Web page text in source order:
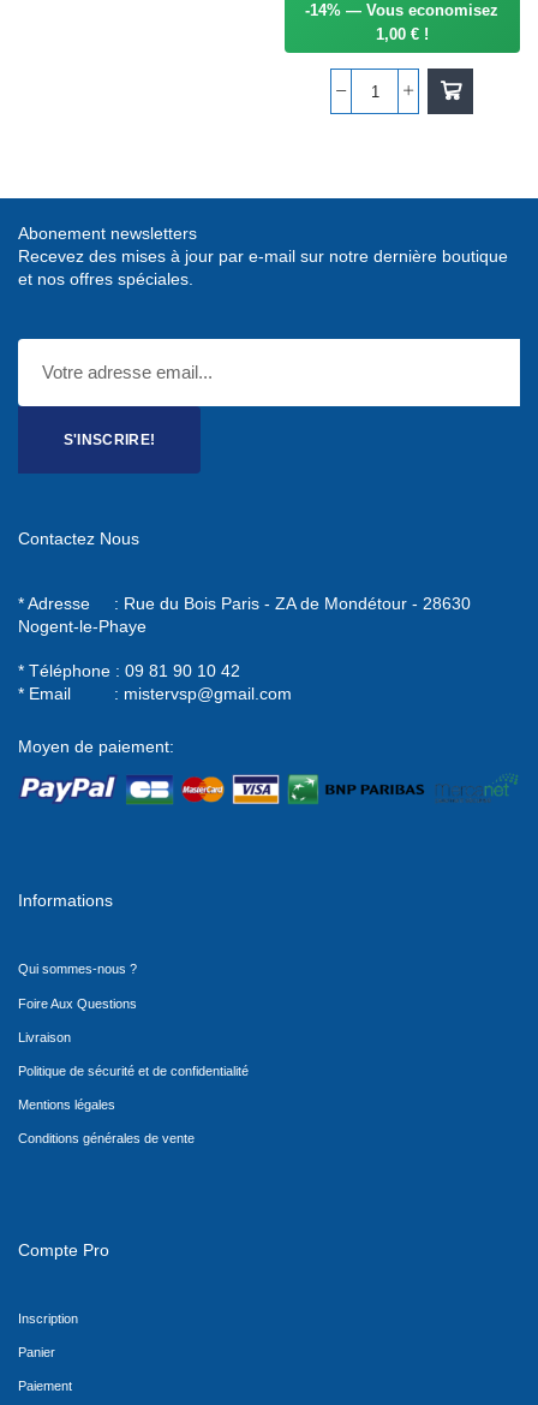
-14% — Vous economisez
1,00 € !
quantité
VITESSE
Abonement newsletters
Recevez des mises à jour par e-mail sur notre dernière boutique
et nos offres spéciales.
S'INSCRIRE!
Contactez Nous
* Adresse : Rue du Bois Paris - ZA de Mondétour - 28630
Nogent-le-Phaye
* Téléphone : 09 81 90 10 42
* Email : mistervsp@gmail.com
Moyen de paiement:
Informations
Qui sommes-nous ?
Foire Aux Questions
Livraison
Politique de sécurité et de confidentialité
Mentions légales
Conditions générales de vente
Compte Pro
Inscription
Panier
Paiement